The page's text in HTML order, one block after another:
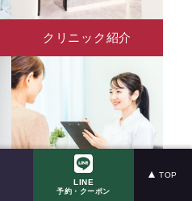
クリニック紹介
料金表
LINE
予約・クーポン
TOP